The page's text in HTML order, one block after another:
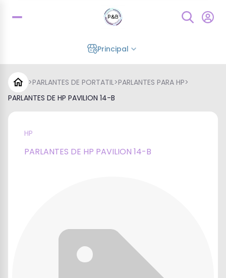
Principal
>PARLANTES DE PORTATIL>PARLANTES PARA HP>
PARLANTES DE HP PAVILION 14-B
HP
PARLANTES DE HP PAVILION 14-B